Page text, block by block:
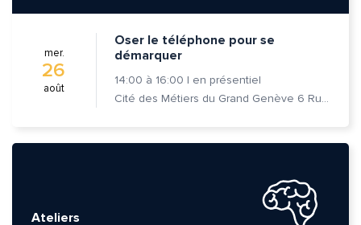
mer.
26
août
Oser le téléphone pour se
démarquer
14:00 à 16:00 | en présentiel
Cité des Métiers du Grand Genève 6 Rue Prévost-Martin 1205 Genève
Ateliers